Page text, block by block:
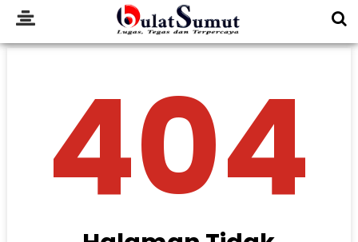
404